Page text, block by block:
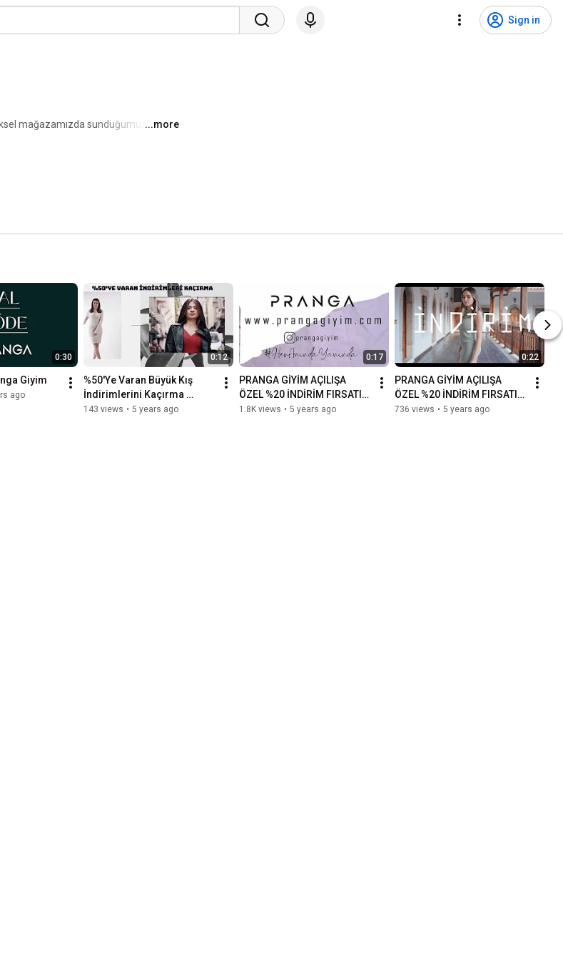
Sign in
mağazamızda sunduğumuz ...more
0:30
Giyim
ago
0:12
%50'Ye Varan Büyük Kış
İndirimlerini Kaçırma
Pranga Giyim
143 views • 5 years ago
0:17
PRANGA GİYİM AÇILIŞA
ÖZEL %20 İNDİRİM FIRSATINI
KAÇIRMAYIN
1.8K views • 5 years ago
0:22
PRANGA GİYİM AÇILIŞA
ÖZEL %20 İNDİRİM FIRSATINI
KAÇIRMA
736 views • 5 years ago